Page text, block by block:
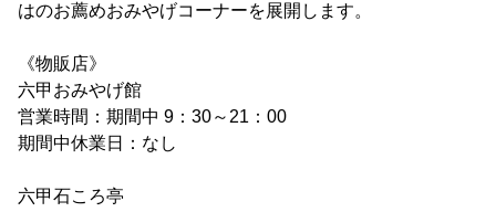
はのお薦めおみやげコーナーを展開します。
《物販店》
六甲おみやげ館
営業時間：期間中 9：30～21：00
期間中休業日：なし
六甲石ころ亭